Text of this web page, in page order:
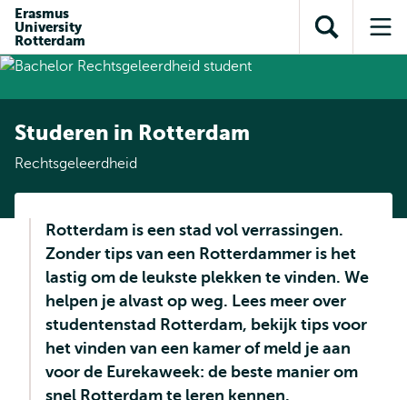
inhoud
gaan
gaan
Direct naar
subnavigatie
Erasmus
University
Rotterdam
Toon
zoekveld
Studeren in Rotterdam
Rechtsgeleerdheid
Rotterdam is een stad vol verrassingen.
Zonder tips van een Rotterdammer is het
lastig om de leukste plekken te vinden. We
helpen je alvast op weg. Lees meer over
studentenstad Rotterdam, bekijk tips voor
het vinden van een kamer of meld je aan
voor de Eurekaweek: de beste manier om
snel Rotterdam te leren kennen.